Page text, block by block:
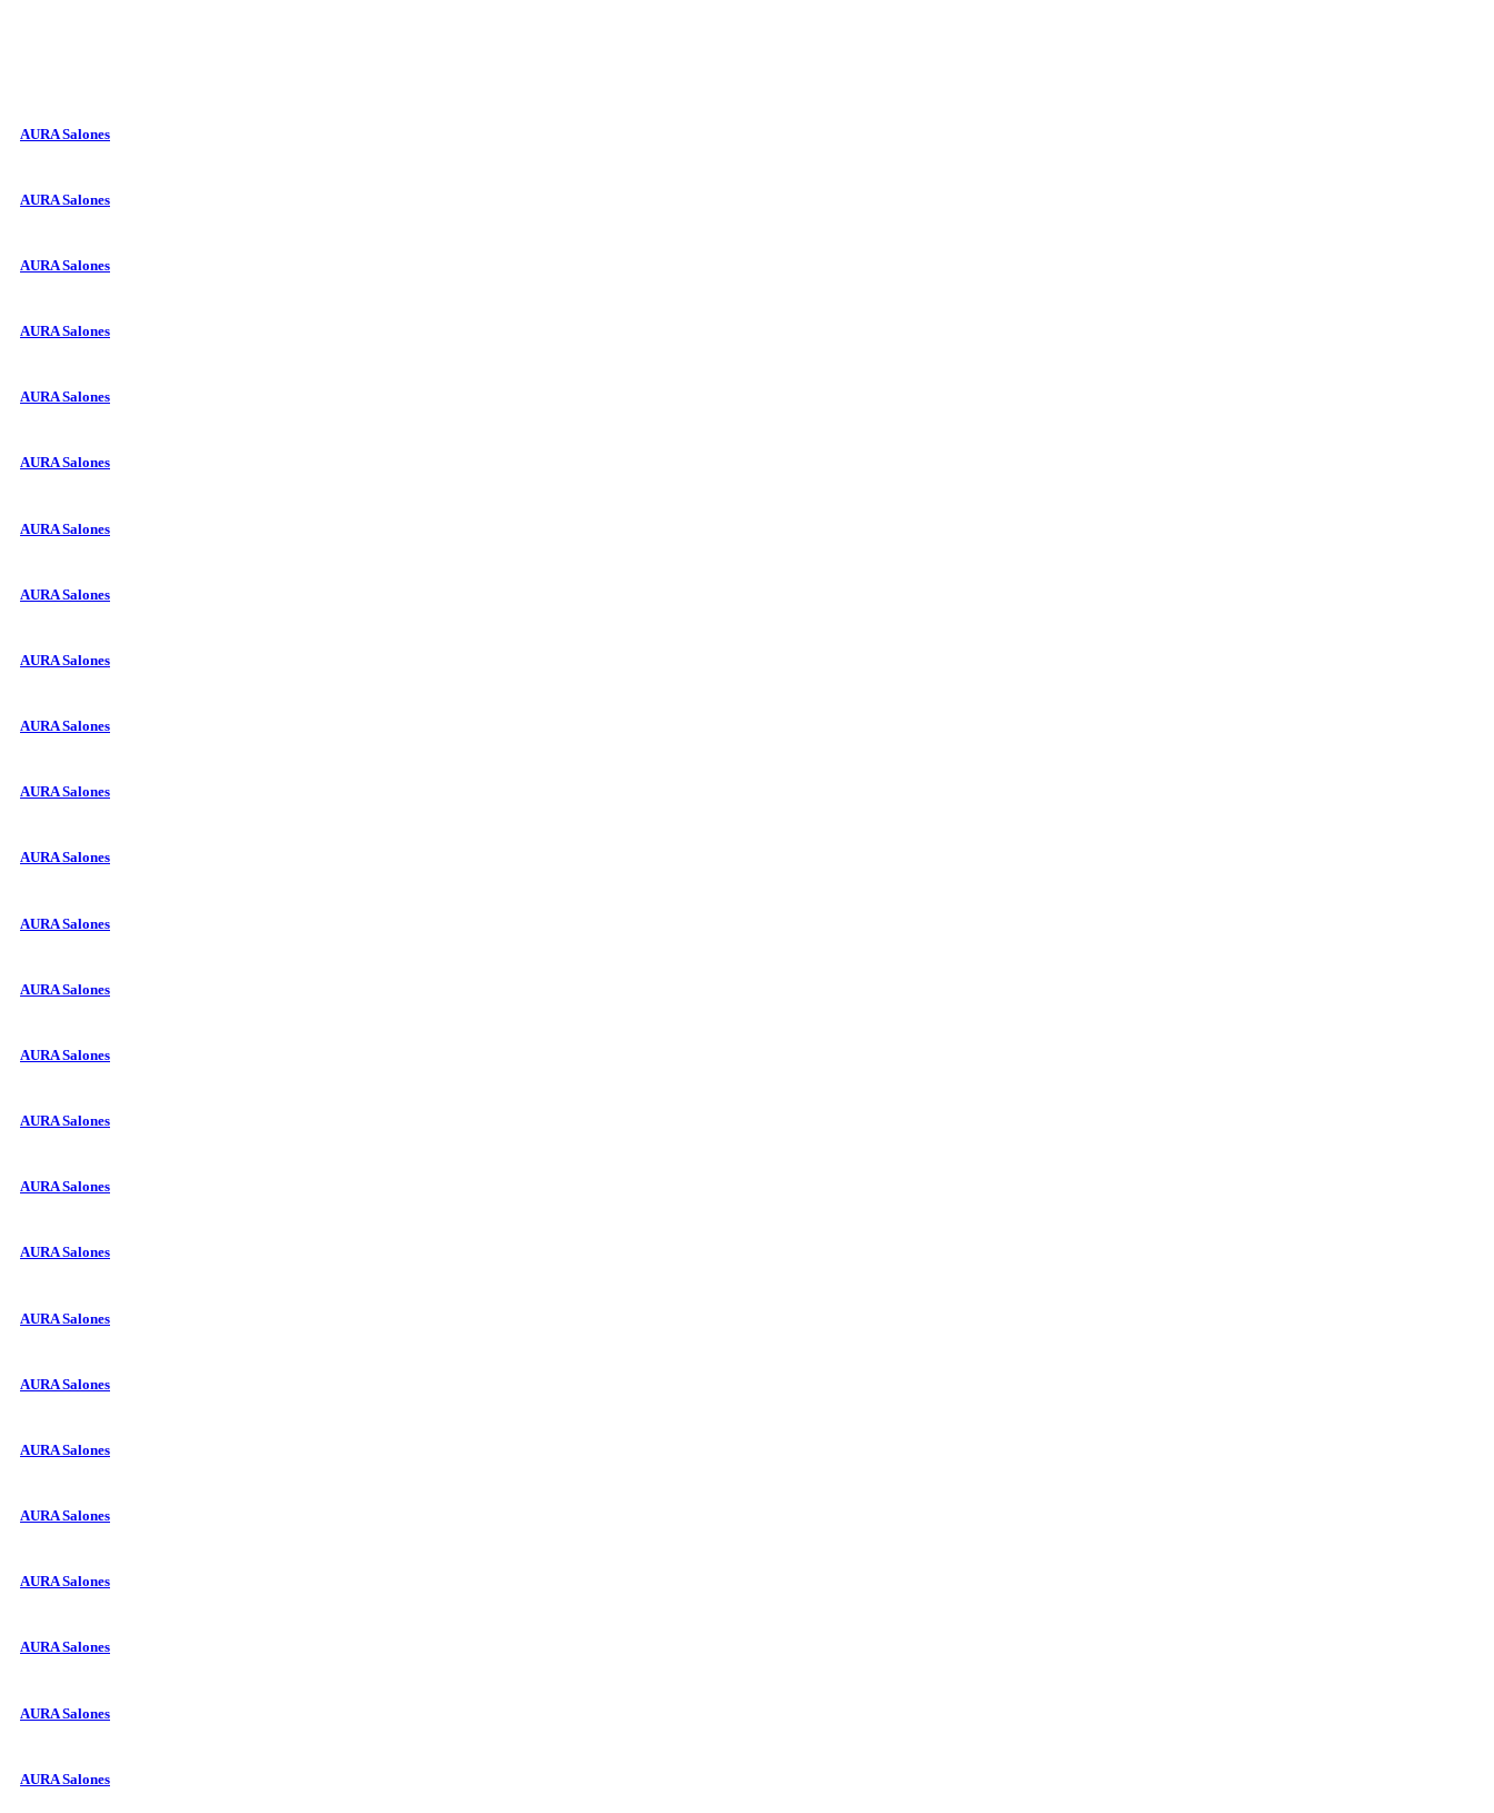
AURA Salones
AURA Salones
AURA Salones
AURA Salones
AURA Salones
AURA Salones
AURA Salones
AURA Salones
AURA Salones
AURA Salones
AURA Salones
AURA Salones
AURA Salones
AURA Salones
AURA Salones
AURA Salones
AURA Salones
AURA Salones
AURA Salones
AURA Salones
AURA Salones
AURA Salones
AURA Salones
AURA Salones
AURA Salones
AURA Salones